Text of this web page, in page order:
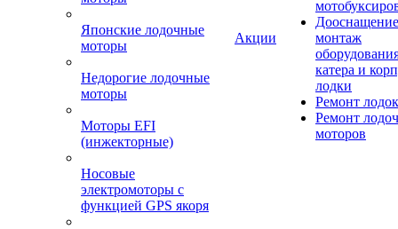
Японские лодочные
моторы
Недорогие лодочные
моторы
Моторы EFI
(инжекторные)
Носовые
электромоторы с
функцией GPS якоря
Акции
монтаж
катера и
лодки
Ремонт
Ремонт
моторов